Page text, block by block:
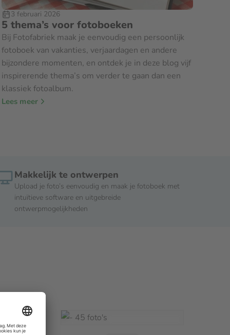
3 februari 2026
5 thema’s voor fotoboeken
Bij Fotofabriek maak je eenvoudig een persoonlijk
fotoboek van vakanties, verjaardagen en andere
bijzondere momenten, en ontdek je in deze blog vijf
inspirerende thema’s om verder te gaan dan een
klassiek fotoalbum.
Lees meer
Makkelijk te ontwerpen
Upload je foto’s eenvoudig en maak je fotoboek met
intuïtieve software en uitgebreide
ontwerpmogelijkheden